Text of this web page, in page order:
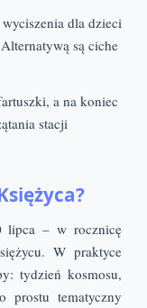
dla dzieci
są ciche
a na koniec
stacji
lipca – w rocznicę
W praktyce
tydzień kosmosu,
tematyczny